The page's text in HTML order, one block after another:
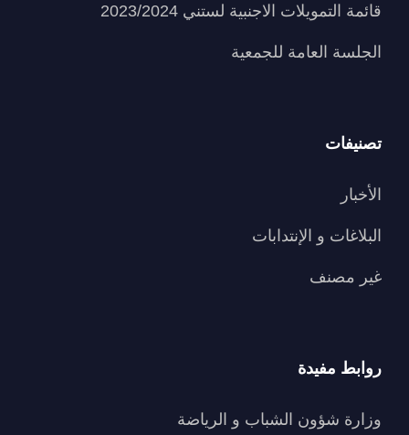
قائمة التمويلات الاجنبية لستني 2023/2024
الجلسة العامة للجمعية
تصنيفات
الأخبار
البلاغات و الإنتدابات
غير مصنف
روابط مفيدة
وزارة شؤون الشباب و الرياضة